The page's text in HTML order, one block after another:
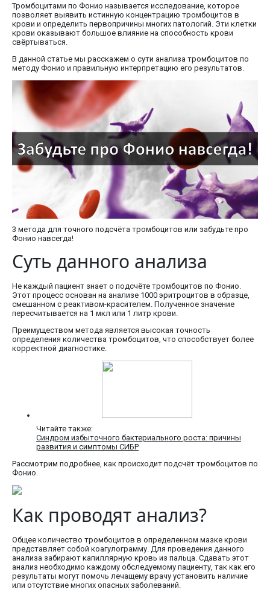
Тромбоцитами по Фонио называется исследование, которое
позволяет выявить истинную концентрацию тромбоцитов в
крови и определить первопричины многих патологий. Эти клетки
крови оказывают большое влияние на способность крови
свёртываться.
В данной статье мы расскажем о сути анализа тромбоцитов по
методу Фонио и правильную интерпретацию его результатов.
3 метода для точного подсчёта тромбоцитов или забудьте про
Фонио навсегда!
Суть данного анализа
Не каждый пациент знает о подсчёте тромбоцитов по Фонио.
Этот процесс основан на анализе 1000 эритроцитов в образце,
смешанном с реактивом-красителем. Полученное значение
пересчитывается на 1 мкл или 1 литр крови.
Преимуществом метода является высокая точность
определения количества тромбоцитов, что способствует более
корректной диагностике.
Читайте также:
Синдром избыточного бактериального роста: причины
развития и симптомы СИБР
Рассмотрим подробнее, как происходит подсчёт тромбоцитов по
Фонио.
Как проводят анализ?
Общее количество тромбоцитов в определенном мазке крови
представляет собой коагулограмму. Для проведения данного
анализа забирают капиллярную кровь из пальца. Сдавать этот
анализ необходимо каждому обследуемому пациенту, так как его
результаты могут помочь лечащему врачу установить наличие
или отсутствие многих опасных заболеваний.